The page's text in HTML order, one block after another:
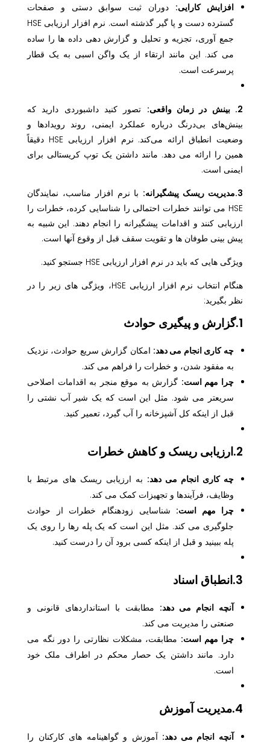
افزایش کارایی: دوران ثبت سوابق دستی و صفحات
گسترده دست و پا گیر گذشته است. نرم افزار ارزیابی HSE
جمع آوری، تجزیه و تحلیل و گزارش دهی داده ها را ساده
می کند. این مانند ارتقاء از یک واگن اسبی به یک قطار
پرسرعت است.
2. بینش در زمان واقعی:
تصور کنید داشبوردی دارید که
بینش‌های بی‌درنگ درباره عملکرد ایمنی، روند رویدادها و
وضعیت انطباق ارائه می‌کند. نرم افزار ارزیابی HSE دقیقاً
همین را ارائه می دهد. مانند داشتن یک توپ کریستالی برای
ایمنی است.
3.مدیریت ریسک پیشگیرانه:
با نرم افزار مناسب، نمایندگان
HSE می توانند خطرات احتمالی را شناسایی کرده، خطرات را
ارزیابی کنند و اقدامات پیشگیرانه را انجام دهند. این شبیه به
پیش بینی طوفان ها و تقویت سقف قبل از وقوع آنها است.
ویژگی هایی که باید در نرم افزار ارزیابی HSE جستجو کنید.
هنگام انتخاب نرم افزار ارزیابی HSE، ویژگی های زیر را در
نظر بگیرید:
1.گزارش و پیگیری حوادث
چه کاری انجام می دهد: امکان گزارش سریع حوادث، نزدیک
به مفقود شدن، و خطرات را فراهم می کند.
چرا مهم است: گزارش به موقع منجر به اقدامات اصلاحی
سریعتر می شود. مثل این است که یک شیر آب نشتی را
قبل از اینکه کل آشپزخانه را آب گیرد، تعمیر کنید.
2.ارزیابی ریسک و کاهش خطرات
چه کاری انجام می دهد: به ارزیابی ریسک های مرتبط با
وظایف، فرآیندها و تجهیزات کمک می کند.
چرا مهم است: شناسایی زودهنگام خطرات از حوادث
جلوگیری می کند. مثل این است که یک پله رها را روی یک
پله ببینید و قبل از اینکه کسی برود آن را درست کنید.
3.انطباق اسناد
آنچه انجام می دهد: مطابقت با استانداردهای قانونی و
صنعتی را مدیریت می کند.
چرا مهم است: مطابقت، مشکلات نظارتی را دور نگه می
دارد. مانند داشتن یک حصار محکم در اطراف ملک خود
است.
4.مدیریت آموزش
آنچه انجام می دهد: آموزش و گواهینامه های کارکنان را